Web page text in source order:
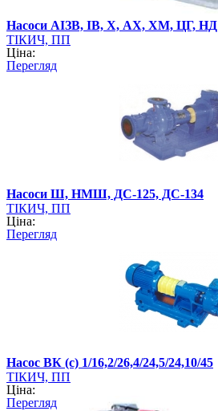
Насоси АІЗВ, ІВ, Х, АХ, ХМ, ЦГ, НД
ТІКИЧ, ПП
Ціна:
Перегляд
Насоси Ш, НМШ, ДС-125, ДС-134
ТІКИЧ, ПП
Ціна:
Перегляд
Насос ВК (с) 1/16,2/26,4/24,5/24,10/45
ТІКИЧ, ПП
Ціна:
Перегляд